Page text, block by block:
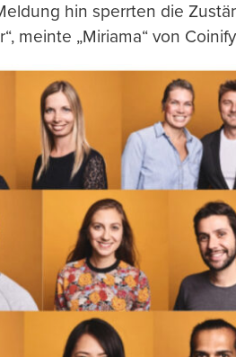
hin sperrten die
meinte „Miriama“ von